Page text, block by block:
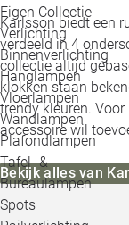
Eigen Collectie
Verlichting
Binnenverlichting
Hanglampen
Vloerlampen
Wandlampen
Plafondlampen
Tafel- &
Bureaulampen
Spots
Karlsson biedt een
verdeeld in 4
collectie altijd
klokken staan
trendy kleuren.
accessoire wil
Bekijk alles van